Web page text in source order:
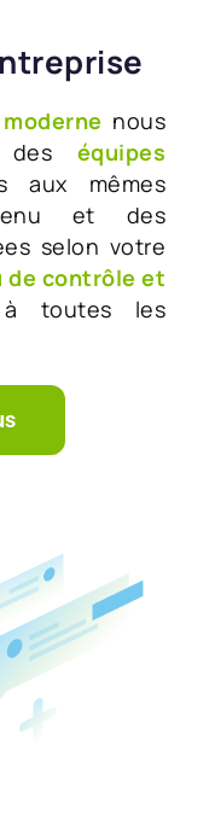
nous
des équipes
aux mêmes
et des
selon votre
de contrôle et
à toutes les